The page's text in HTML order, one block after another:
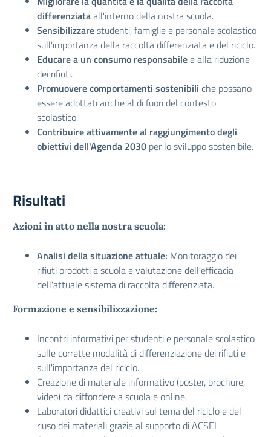
differenziataall'interno della nostra scuola.
Sensibilizzarestudenti, famiglie e personale scolastico
sull'importanza della raccolta differenziata e del riciclo.
Educare a un consumo responsabilee alla riduzione
dei rifiuti.
Promuovere comportamenti sostenibili che possano
essere adottati anche al di fuori del contesto
scolastico.
Contribuire attivamente al raggiungimento degli
obiettivi dell'Agenda 2030 per lo sviluppo sostenibile.
Risultati
Azioni in atto nella nostra scuola:
Analisi della situazione attuale: Monitoraggio dei
rifiuti prodotti a scuola e valutazione dell'efficacia
dell'attuale sistema di raccolta differenziata.
Formazione e sensibilizzazione:
Incontri informativi per studenti e personale scolastico
sulle corrette modalità di differenziazione dei rifiuti e
sull'importanza del riciclo.
Creazione di materiale informativo (poster, brochure,
video) da diffondere a scuola e online.
Laboratori didattici creativi sul tema del riciclo e del
riuso dei materiali grazie al supporto di ACSEL